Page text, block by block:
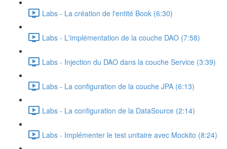
Labs - La création de l'entité Book (6:30)
Labs - L'implémentation de la couche DAO (7:58)
Labs - Injection du DAO dans la couche Service (3:39)
Labs - La configuration de la couche JPA (6:13)
Labs - La configuration de la DataSource (2:14)
Labs - Implémenter le test unitaire avec Mockito (8:24)